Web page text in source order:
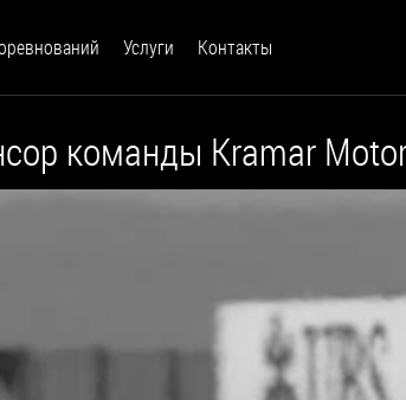
Услуги Контакты
команды Kramar